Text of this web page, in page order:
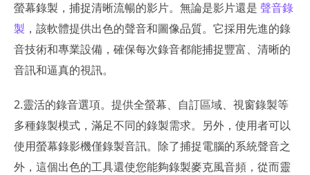
螢幕錄製，捕捉清晰流暢的影片。無論是影片還是 聲音錄
製 ，該軟體提供出色的聲音和圖像品質。它採用先進的錄
音技術和專業設備，確保每次錄音都能捕捉豐富、清晰的
音訊和逼真的視訊。
2.靈活的錄音選項。提供全螢幕、自訂區域、視窗錄製等
多種錄製模式，滿足不同的錄製需求。另外，使用者可以
使用螢幕錄影機僅錄製音訊。除了捕捉電腦的系統聲音之
外，這個出色的工具還使您能夠錄製麥克風音頻，從而靈